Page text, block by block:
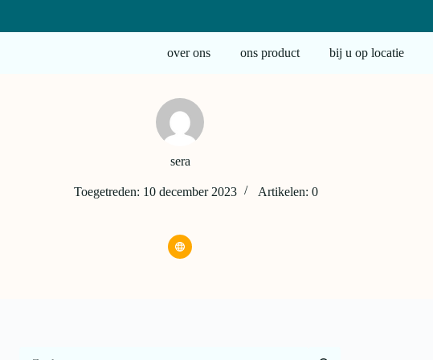
over ons ons product bij u op locatie
sera
Toegetreden: 10 december 2023 Artikelen: 0